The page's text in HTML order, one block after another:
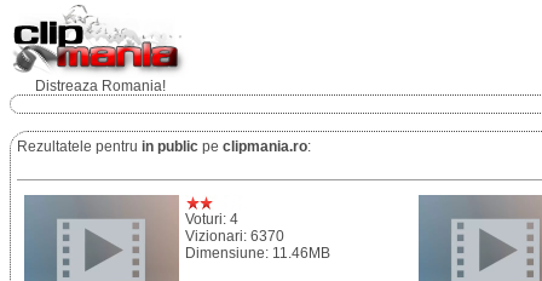
Distreaza Romania!
Rezultatele pentru in public pe clipmania.ro:
Voturi: 4
Vizionari: 6370
Dimensiune: 11.46MB